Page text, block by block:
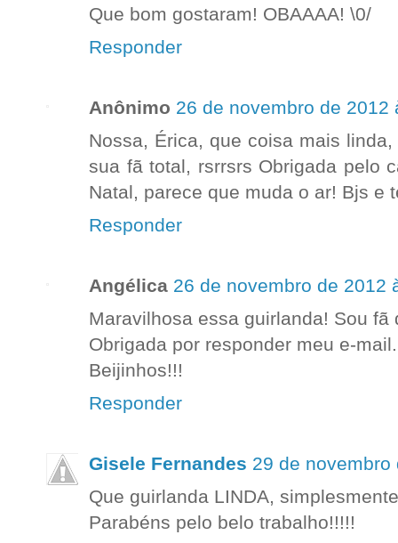
Que bom gostaram! OBAAAA! \0/
Responder
Anônimo 26 de novembro de 2012
Nossa, Érica, que coisa mais
sua fã total, rsrrsrs Obrigada pelo
Natal, parece que muda o ar! Bjs e
Responder
Angélica 26 de novembro de 2012
Maravilhosa essa guirlanda! Sou
Obrigada por responder meu e-
Beijinhos!!!
Responder
Gisele Fernandes 29 de
Que guirlanda LINDA,
Parabéns pelo belo trabalho!!!!!